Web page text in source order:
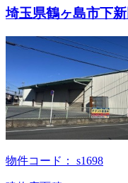
埼玉県鶴ヶ島市下
物件コード： s1698